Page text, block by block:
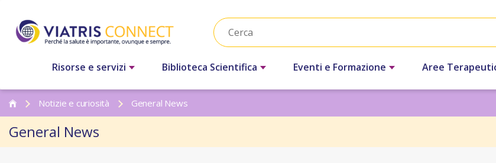
Risorse e servizi Biblioteca Scientifica Eventi e Formazione Aree
Notizie e curiosità General News
General News